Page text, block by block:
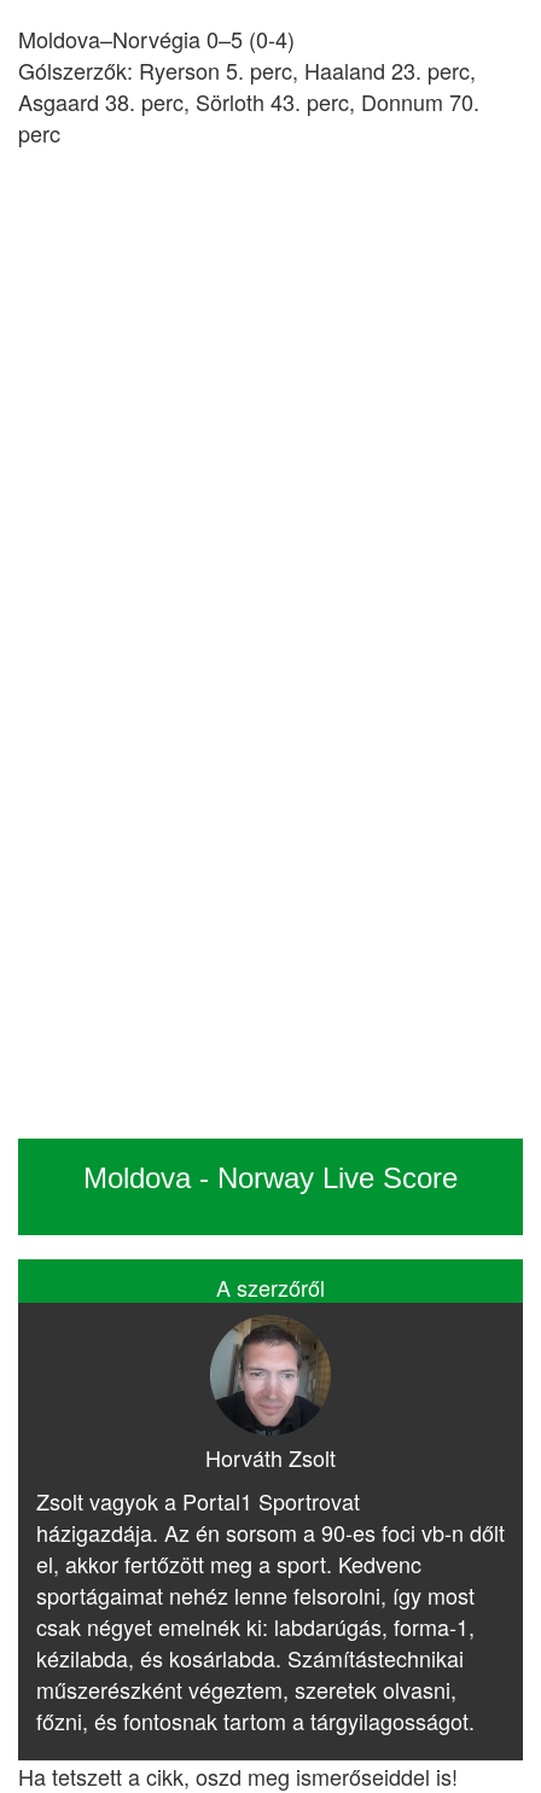
Moldova–Norvégia 0–5 (0-4)
Gólszerzők: Ryerson 5. perc, Haaland 23. perc,
Asgaard 38. perc, Sörloth 43. perc, Donnum 70.
perc
Moldova - Norway Live Score
A szerzőről
Horváth Zsolt
Zsolt vagyok a Portal1 Sportrovat
házigazdája. Az én sorsom a 90-es foci vb-n dőlt
el, akkor fertőzött meg a sport. Kedvenc
sportágaimat nehéz lenne felsorolni, így most
csak négyet emelnék ki: labdarúgás, forma-1,
kézilabda, és kosárlabda. Számítástechnikai
műszerészként végeztem, szeretek olvasni,
főzni, és fontosnak tartom a tárgyilagosságot.
Ha tetszett a cikk, oszd meg ismerőseiddel is!